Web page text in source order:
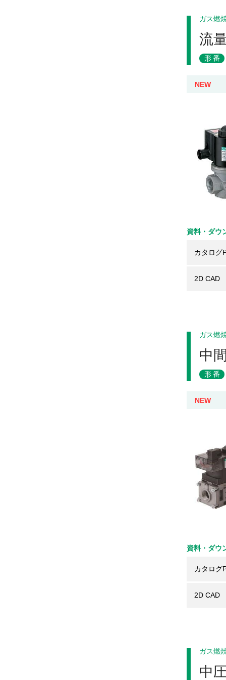
ガス燃
流
形番
NEW
資料・ダウ
カタログ
2D CAD
ガス燃
中
形番
NEW
資料・ダウ
カタログ
2D CAD
ガス燃
中